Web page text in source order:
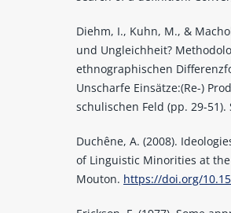
Diehm, I., Kuhn, M., &
und Ungleichheit?
ethnographischen
Unscharfe Einsätze:(Re-)
schulischen Feld (pp. 29-51).
Duchêne, A. (2008).
of Linguistic Minorities at
Mouton. https://doi.org/